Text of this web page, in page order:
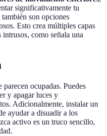
significativamente tu
también son opciones
Esto crea múltiples capas
como señala una
ocupadas. Puedes
y apagar luces y
Adicionalmente, instalar un
ayudar a disuadir a los
activo es un truco sencillo,